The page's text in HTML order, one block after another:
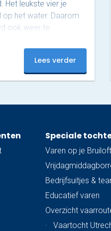
Het leukste vier je
op het water. Daarom
ook weer te
dag, maar ’s
vrij! Op dit moment
beschikbaar van 18:00
Lees verder
Speciale
Varen op je Bruiloft
Bedrijfsuitjes &
Educatief varen
Overzicht
·
Vaartocht